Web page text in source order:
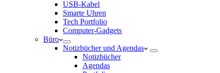
USB-Kabel
Smarte Uhren
Tech Portfolio
Computer-Gadgets
Büro
Notizbücher und Agendas
Notizbücher
Agendas